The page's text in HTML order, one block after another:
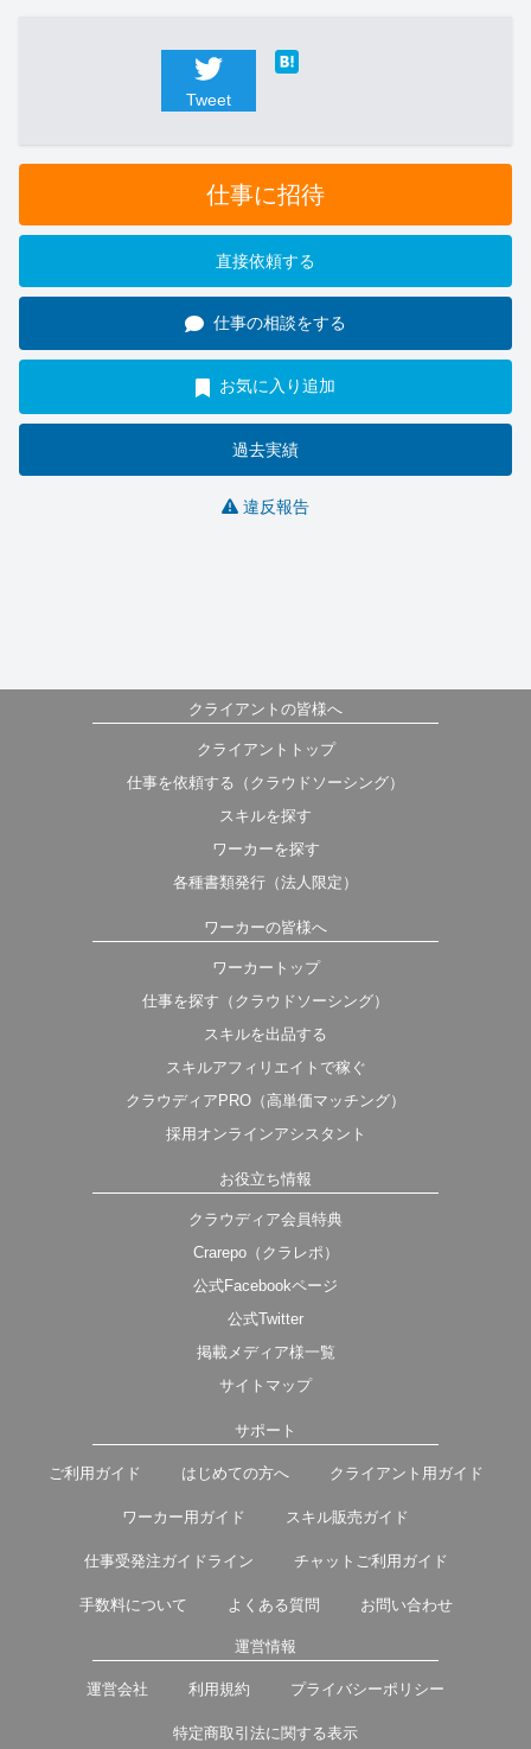
Tweet
仕事に招待
直接依頼する
仕事の相談をする
お気に入り追加
過去実績
違反報告
クライアントの皆様へ
クライアントトップ
仕事を依頼する（クラウドソーシング）
スキルを探す
ワーカーを探す
各種書類発行（法人限定）
ワーカーの皆様へ
ワーカートップ
仕事を探す（クラウドソーシング）
スキルを出品する
スキルアフィリエイトで稼ぐ
クラウディアPRO（高単価マッチング）
採用オンラインアシスタント
お役立ち情報
クラウディア会員特典
Crarepo（クラレポ）
公式Facebookページ
公式Twitter
掲載メディア様一覧
サイトマップ
サポート
ご利用ガイド はじめての方へ クライアント用ガイド
ワーカー用ガイド スキル販売ガイド
仕事受発注ガイドライン チャットご利用ガイド
手数料について よくある質問 お問い合わせ
運営情報
運営会社 利用規約 プライバシーポリシー
特定商取引法に関する表示